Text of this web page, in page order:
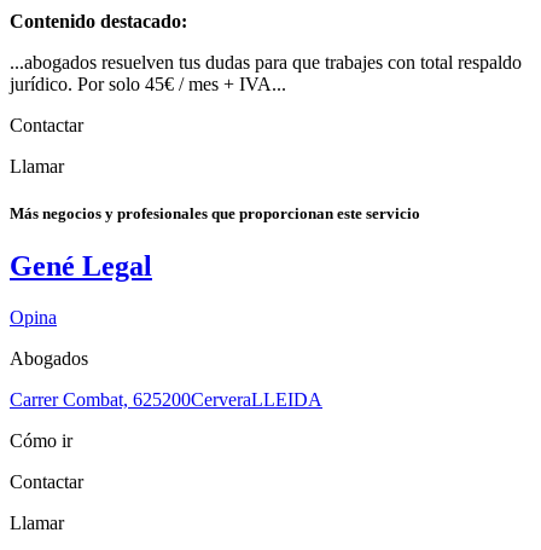
Contenido destacado:
...abogados resuelven tus dudas para que trabajes con total respaldo
jurídico. Por solo 45€ / mes + IVA...
Contactar
Llamar
Más negocios y profesionales que proporcionan este servicio
Gené Legal
Opina
Abogados
Carrer Combat, 625200CerveraLLEIDA
Cómo ir
Contactar
Llamar